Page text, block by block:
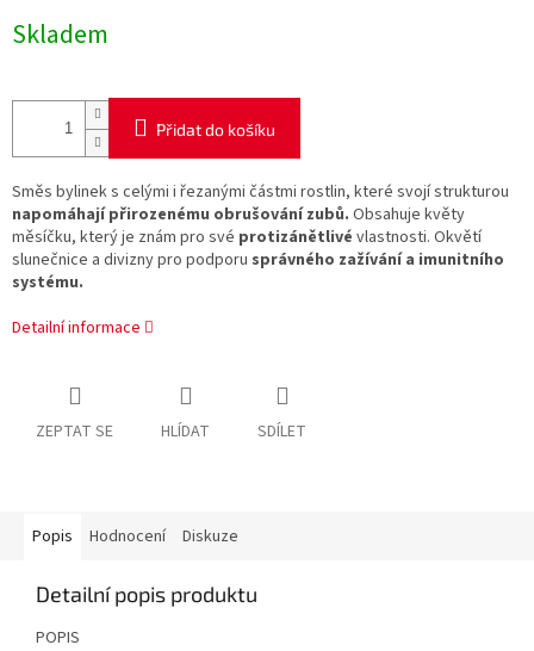
cena:
Skladem
Přidat do košíku
Směs bylinek s celými i řezanými částmi rostlin, které svojí strukturou
napomáhají přirozenému obrušování zubů. Obsahuje květy
měsíčku, který je znám pro své protizánětlivé vlastnosti. Okvětí
slunečnice a divizny pro podporu správného zažívání a imunitního
systému.
Detailní informace
ZEPTAT SE HLÍDAT SDÍLET
Popis Hodnocení Diskuze
Detailní popis produktu
POPIS